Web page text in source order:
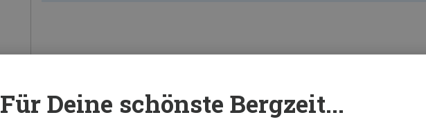
Für Deine schönste Bergzeit...